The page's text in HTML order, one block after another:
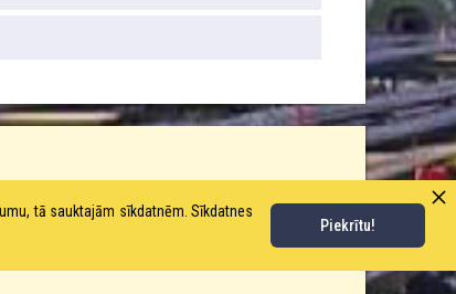
tā sauktajām sīkdatnēm. Sīkdatnes
Piekrītu!